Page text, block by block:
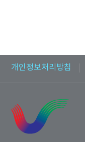
개인정보처리방침